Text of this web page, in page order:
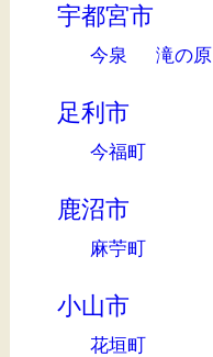
宇都宮市
今泉 滝の原
足利市
今福町
鹿沼市
麻苧町
小山市
花垣町